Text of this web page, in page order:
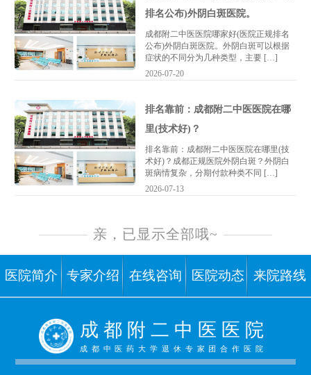
排名公布)外阴白斑医院。
成都附二中医医院哪家好(医院正规排名
公布)外阴白斑医院。外阴白斑可以根据
症状的不同分为几种类型，主要 […]
2026-07-20
排名靠前：成都附二中医医院在哪
里(技术好)？
排名靠前：成都附二中医医院在哪里(技
术好)？成都正规医院外阴白斑？外阴白
斑病情复杂，分期付款种类不同 […]
2026-07-13
亲，已显示全部哦~
医院简介 专家介绍 在线咨询 医院动态 来院路线
成 都 附 二 中 医 医 院
成都中医药大学退休专家团合作医院